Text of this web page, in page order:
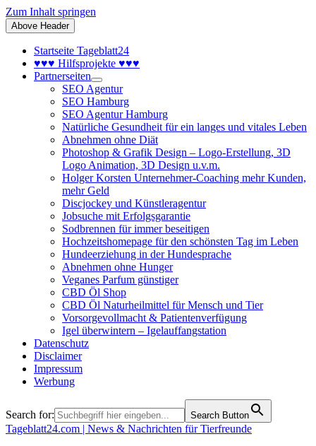
Zum Inhalt springen
Above Header
Startseite Tageblatt24
♥♥♥ Hilfsprojekte ♥♥♥
Partnerseiten
SEO Agentur
SEO Hamburg
SEO Agentur Hamburg
Natürliche Gesundheit für ein langes und vitales Leben
Abnehmen ohne Diät
Photoshop & Grafik Design – Logo-Erstellung, 3D
Logo Animation, 3D Design u.v.m.
Holger Korsten Unternehmer-Coaching mehr Kunden,
mehr Geld
Discjockey und Künstleragentur
Jobsuche mit Erfolgsgarantie
Sodbrennen für immer beseitigen
Hochzeitshomepage für den schönsten Tag im Leben
Hundeerziehung in der Hundesprache
Abnehmen ohne Hunger
Veganes Parfum günstiger
CBD Öl Shop
CBD Öl Naturheilmittel für Mensch und Tier
Vorsorgevollmacht & Patientenverfügung
Igel überwintern – Igelauffangstation
Datenschutz
Disclaimer
Impressum
Werbung
Search for: Search Button
Tageblatt24.com | News & Nachrichten für Tierfreunde